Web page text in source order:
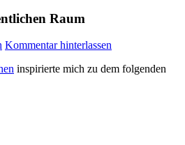
Raum
Kommentar hinterlassen
inspirierte mich zu dem folgenden